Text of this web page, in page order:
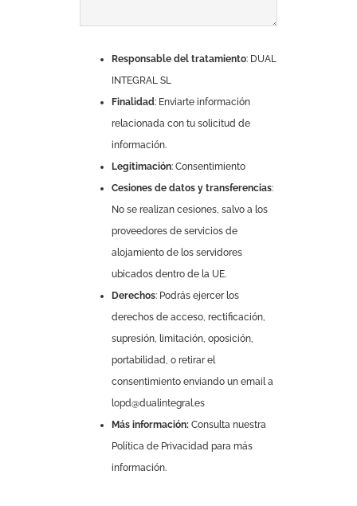
Responsable del tratamiento: DUAL
INTEGRAL SL
Finalidad: Enviarte información
relacionada con tu solicitud de
información.
Legitimación: Consentimiento
Cesiones de datos y transferencias:
No se realizan cesiones, salvo a los
proveedores de servicios de
alojamiento de los servidores
ubicados dentro de la UE.
Derechos: Podrás ejercer los
derechos de acceso, rectificación,
supresión, limitación, oposición,
portabilidad, o retirar el
consentimiento enviando un email a
lopd@dualintegral.es
Más información:Consulta nuestra
Política de Privacidad para más
información.